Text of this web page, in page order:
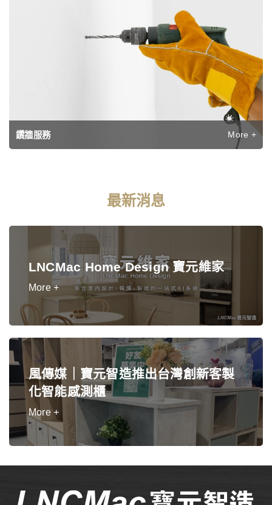
鑽牆服務 More +
最新消息
LNCMac Home Design 寶元維家
More +
風傳媒｜寶元智造推出台灣創新客製
化智能感測櫃
More +